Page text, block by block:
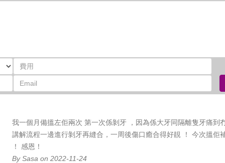
我一個月備搵左佢兩次 第一次係剝牙 ，因為係大牙同隔離隻牙痛
講解流程一邊進行剝牙再縫合，一周後傷口癒合得好靚 ！ 今次搵
！ 感恩！
By Sasa on 2022-11-24